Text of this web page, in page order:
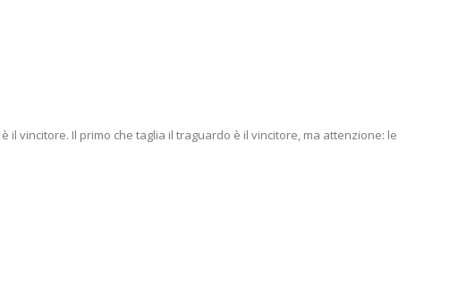
vincitore. Il primo che taglia il traguardo è il vincitore, ma attenzione: le